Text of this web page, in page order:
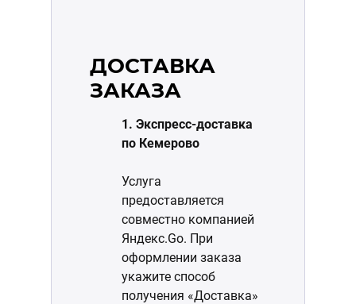
ДОСТАВКА
ЗАКАЗА
1. Экспресс-доставка
по Кемерово
Услуга
предоставляется
совместно компанией
Яндекс.Go. При
оформлении заказа
укажите способ
получения «Доставка»